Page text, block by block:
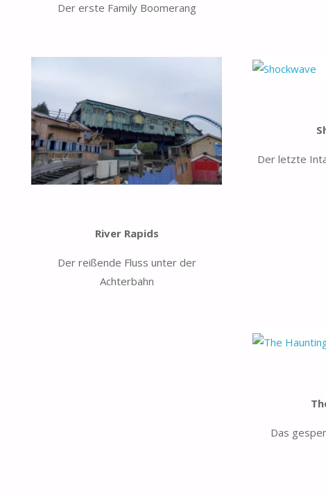
Der erste Family Boomerang
River Rapids
Der reißende Fluss unter der
Achterbahn
Der letzte
Das